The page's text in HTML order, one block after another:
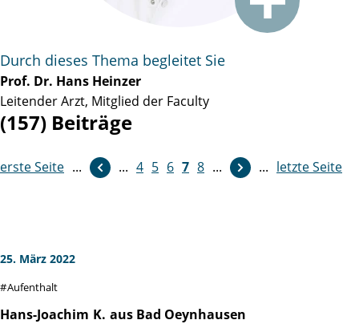
Durch dieses Thema begleitet Sie
Prof. Dr. Hans Heinzer
Leitender Arzt, Mitglied der Faculty
(157) Beiträge
erste Seite ... ... 4 5 6 7 8 ...
weiter ... letzte Seite
25. März 2022
Aufenthalt
Hans-Joachim K. aus Bad Oeynhausen